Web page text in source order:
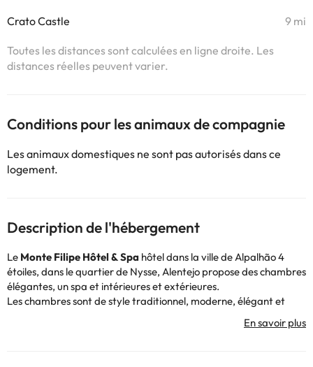
Crato Castle 9 mi
Toutes les distances sont calculées en ligne droite. Les
distances réelles peuvent varier.
Conditions pour les animaux de compagnie
Les animaux domestiques ne sont pas autorisés dans ce
logement.
Description de l'hébergement
Le Monte Filipe Hôtel & Spa hôtel dans la ville de Alpalhão 4
étoiles, dans le quartier de Nysse, Alentejo propose des chambres
élégantes, un spa et intérieures et extérieures.
Les chambres sont de style traditionnel, moderne, élégant et
décorées avec des éléments faits à la main avec de l'argile, de la
broderie et de la dentelle. Elles sont équipées d'une télévision